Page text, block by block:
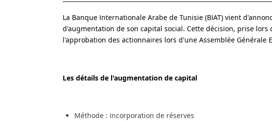
La Banque Internationale Arabe de Tunisie (BIAT) vient
d'augmentation de son capital social. Cette décision, prise
l'approbation des actionnaires lors d'une Assemblée Générale
Les détails de l'augmentation de capital
Méthode : Incorporation de réserves